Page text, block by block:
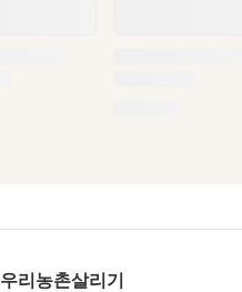
우리농촌살리기